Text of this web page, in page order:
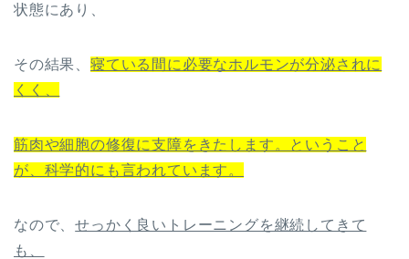
状態にあり、
その結果、 寝ている間に必要なホルモンが分泌されに
くく、
筋肉や細胞の修復に支障をきたします。ということ
が、科学的にも言われています。
なので、せっかく良いトレーニングを継続してきて
も、